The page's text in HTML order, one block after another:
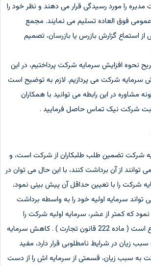
را مورد رسیدگی قرار می دهند و نظر خود را
فوق العاده تسلیم می نمایند. مجمع
استماع گزارش بازرس یا بازرسان، تصمیم
نحوه افزایش سرمایه شرکت پرداختیم، در این
شرکت می پردازیم. لازم به توضیح است
مشاوره در این رابطه می توانید با همکاران
ثبت شرکت نیک تماس حاصل فرمایید .
شرکت تضمین طلب طلبکاران از شرکت است، و
از آن برداشت کنند، با این حال می توان در
شرکت را با تعیین حداقل آن پیش بینی نمود،
سرمایه اولیه خود را به واسطه برداشت
که کمتر از عشر، سرمایه اولیه شرکت را
حداقل قرار دادن ممنوع است ( ماده 222 قانون تجارت ) . کاهش سرمایه
زیان در شرایط نامطلوبی قرار دارد، مفید
به سبب زیان، قسمتی از سرمایه اش را از دست